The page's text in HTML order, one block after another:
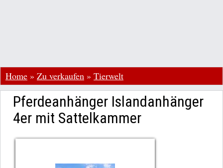
Home » Zu verkaufen » Tierwelt
Pferdeanhänger Islandanhänger
4er mit Sattelkammer